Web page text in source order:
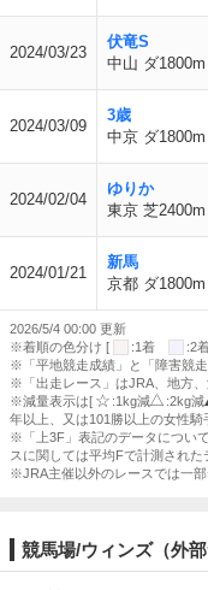
2024/03/23
伏竜S
中山 ダ
2024/03/09
3歳
中京 ダ
2024/02/04
ゆりか
東京 芝
2024/01/21
新馬
京都 ダ
2026/5/4 00:00 更新
※着順の色分け [
:1着 :2
※「平地競走成績」と「障害競
※「出走レース」はJRA、地方、
※減量表示は[
:1kg減 :2kg減
年以上、又は101勝以上の女性騎
※「上3F」表記のデータについ
スに関しては平均Fで計測された
※JRA主催以外のレースでは一部
競馬場/ウィンズ（外部